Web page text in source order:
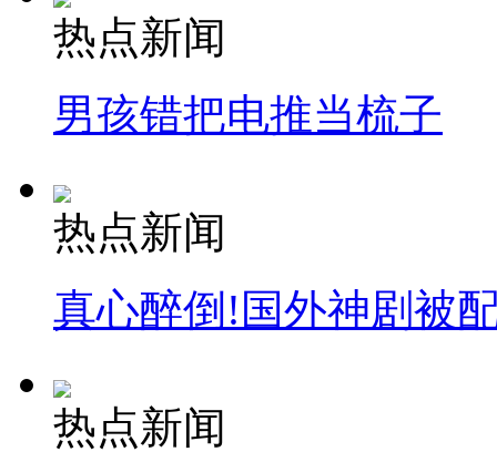
热点新闻
男孩错把电推当梳子
热点新闻
真心醉倒!国外神剧被
热点新闻